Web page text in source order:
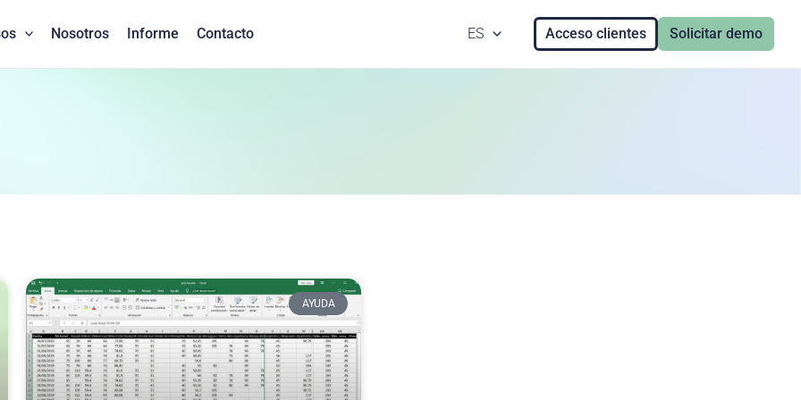
Nosotros Informe Contacto ES Acceso clientes Solicitar demo
AYUDA